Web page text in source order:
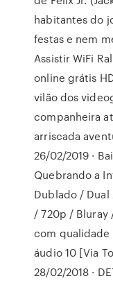
habitantes do
festas e nem
Assistir WiFi
online grátis
vilão dos
companheira
arriscada
26/02/2019 ·
Quebrando a
Dublado /
/ 720p / Bluray
com qualidade
áudio 10 [Via
28/02/2018 ·